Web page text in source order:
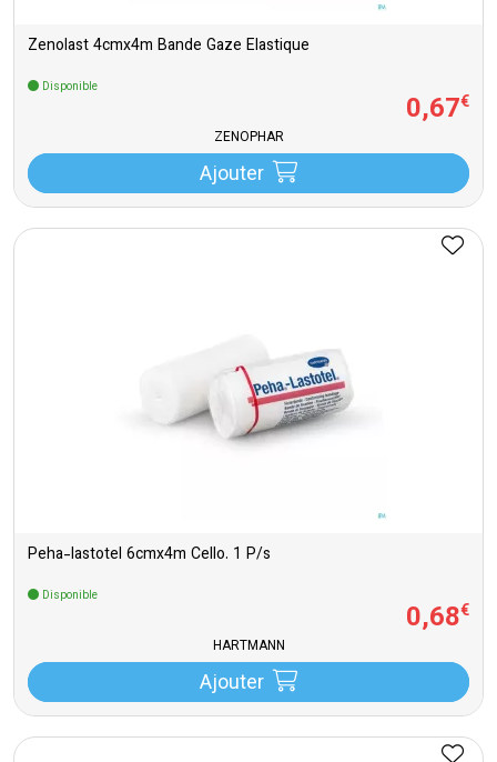
Zenolast 4cmx4m Bande Gaze Elastique
Disponible
0,67€
ZENOPHAR
Ajouter
Peha-lastotel 6cmx4m Cello. 1 P/s
Disponible
0,68€
HARTMANN
Ajouter